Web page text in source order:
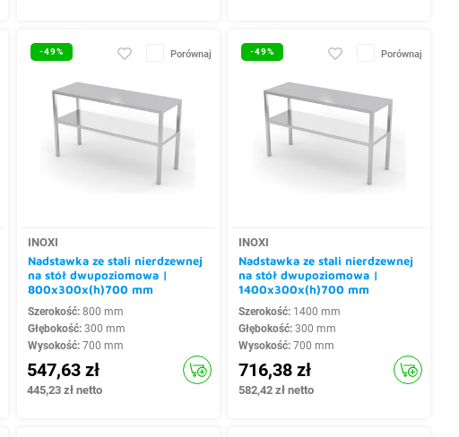
-49% Porównaj
INOXI
Nadstawka ze stali nierdzewnej
na stół dwupoziomowa |
800x300x(h)700 mm
Szerokość: 800 mm
Głębokość: 300 mm
Wysokość: 700 mm
547,63 zł
445,23 zł netto
-49% Porównaj
INOXI
Nadstawka ze stali nierdzewnej
na stół dwupoziomowa |
1400x300x(h)700 mm
Szerokość: 1400 mm
Głębokość: 300 mm
Wysokość: 700 mm
716,38 zł
582,42 zł netto